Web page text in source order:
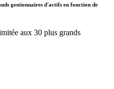
gestionnaires d'actifs en fonction de
aux 30 plus grands